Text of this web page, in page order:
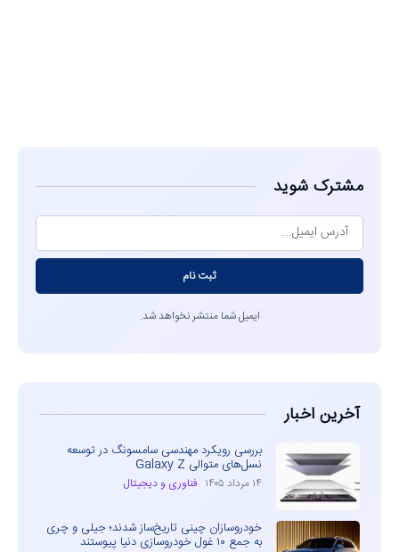
مشترک شوید
ثبت نام
ایمیل شما منتشر نخواهد شد.
آخرین اخبار
بررسی رویکرد مهندسی سامسونگ در توسعه
نسل‌های متوالی Galaxy Z
۱۴ مرداد ۱۴۰۵ فناوری و دیجیتال
خودروسازان چینی تاریخ‌ساز شدند؛ جیلی و چری
به جمع ۱۰ غول خودروسازی دنیا پیوستند